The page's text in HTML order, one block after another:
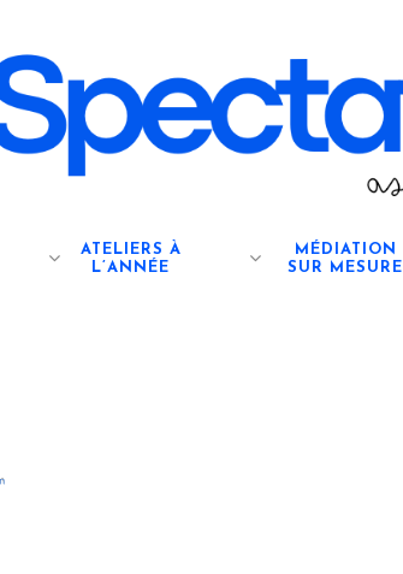
ATELIERS À
L’ANNÉE
MÉDIATION
SUR MESURE